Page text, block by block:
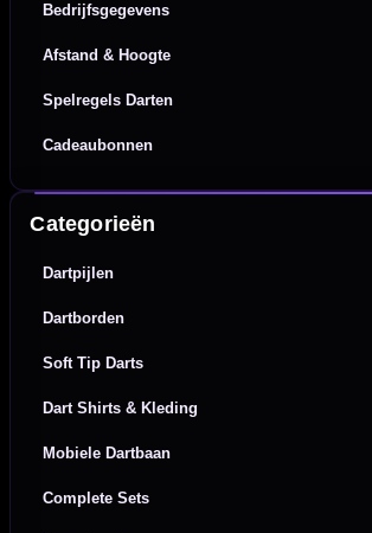
Bedrijfsgegevens
Afstand & Hoogte
Spelregels Darten
Cadeaubonnen
Categorieën
Dartpijlen
Dartborden
Soft Tip Darts
Dart Shirts & Kleding
Mobiele Dartbaan
Complete Sets